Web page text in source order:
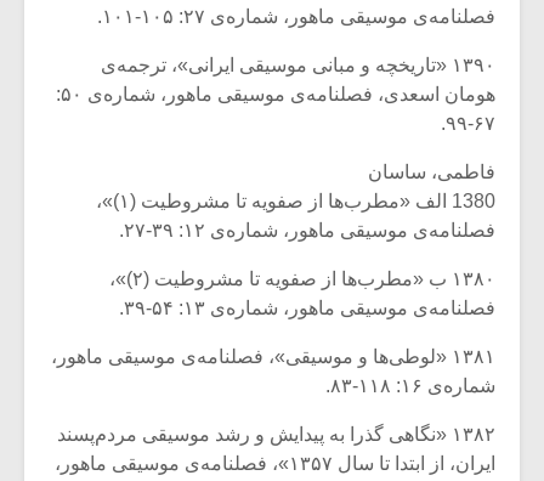
فصلنامه‌ی موسیقی ماهور، شماره‌ی ۲۷: ۱۰۵-۱۰۱.
۱۳۹۰ «تاریخچه و مبانی موسیقی ایرانی»، ترجمه‌ی
هومان اسعدی، فصلنامه‌ی موسیقی ماهور، شماره‌ی ۵۰:
۶۷-۹۹.
فاطمی، ساسان
1380 الف «مطرب‌ها از صفویه تا مشروطیت (۱)»،
فصلنامه‌ی موسیقی ماهور، شماره‌ی ۱۲: ۳۹-۲۷.
۱۳۸۰ ب «مطرب‌ها از صفویه تا مشروطیت (۲)»،
فصلنامه‌ی موسیقی ماهور، شماره‌ی ۱۳: ۵۴-۳۹.
۱۳۸۱ «لوطی‌ها و موسیقی»، فصلنامه‌ی موسیقی ماهور،
شماره‌ی ۱۶: ۱۱۸-۸۳.
۱۳۸۲ «نگاهی گذرا به پیدایش و رشد موسیقی مردم‌پسند
ایران، از ابتدا تا سال ۱۳۵۷»، فصلنامه‌ی موسیقی ماهور،